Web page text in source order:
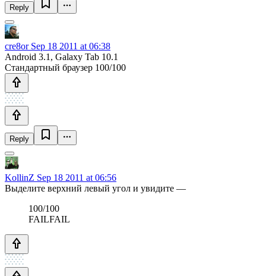
Reply
cre8orSep 18 2011 at 06:38
Android 3.1, Galaxy Tab 10.1
Стандартный браузер 100/100
Reply
KollinZ Sep 18 2011 at 06:56
Выделите верхний левый угол и увидите —
100/100
FAILFAIL